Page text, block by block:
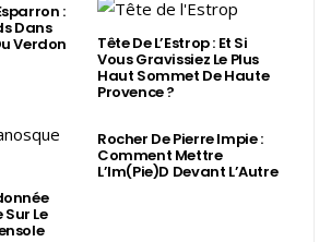
:
Dans
Verdon Tête De L’Estrop : Et Si
Vous Gravissiez Le Plus
Haut Sommet De Haute
Provence ?
Le
Rocher De Pierre Impie :
Comment Mettre
L’Im(Pie)d Devant L’Autre